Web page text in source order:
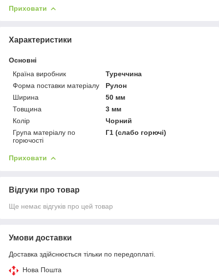
Приховати
Характеристики
Основні
Країна виробник
Туреччина
Форма поставки матеріалу
Рулон
Ширина
50 мм
Товщина
3 мм
Колір
Чорний
Група матеріалу по
горючості
Г1 (слабо горючі)
Приховати
Відгуки про товар
Ще немає відгуків про цей товар
Умови доставки
Доставка здійснюється тільки по передоплаті.
Нова Пошта